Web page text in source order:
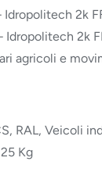
Idropolitech 2k
Idropolitech 2k
agricoli e
RAL, Veicoli
Kg